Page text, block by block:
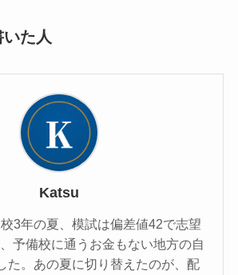
た人
Katsu
3年の夏、模試は偏差値42で志望
予備校に通うお金もない地方の自
た。あの夏に切り替えたのが、配